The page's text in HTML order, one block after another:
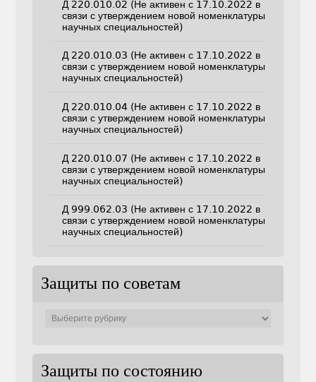
Д 220.010.02 (Не активен с 17.10.2022 в
связи с утверждением новой номенклатуры
научных специальностей)
Д 220.010.03 (Не активен с 17.10.2022 в
связи с утверждением новой номенклатуры
научных специальностей)
Д 220.010.04 (Не активен с 17.10.2022 в
связи с утверждением новой номенклатуры
научных специальностей)
Д 220.010.07 (Не активен с 17.10.2022 в
связи с утверждением новой номенклатуры
научных специальностей)
Д 999.062.03 (Не активен с 17.10.2022 в
связи с утверждением новой номенклатуры
научных специальностей)
Защиты по советам
Защиты по состоянию